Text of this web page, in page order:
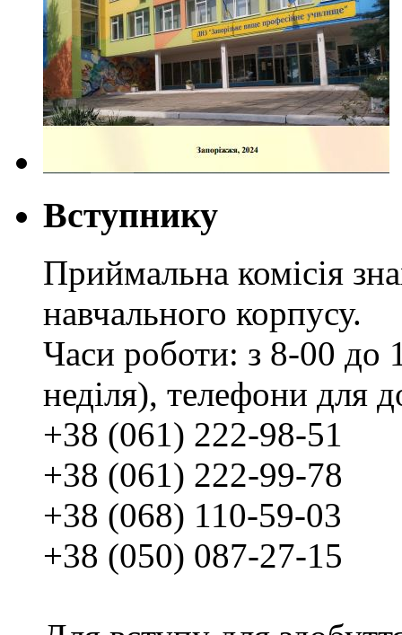
Вступнику
Приймальна комісія
навчального корпусу.
Часи роботи: з 8-00 до
неділя), телефони для
+38 (061) 222-98-51
+38 (061) 222-99-78
+38 (068) 110-59-03
+38 (050) 087-27-15